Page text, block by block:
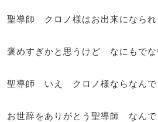
聖導師 クロノ様はお出来になられ
褒めすぎかと思うけど なにもでな
聖導師 いえ クロノ様ならなんで
お世辞をありがとう聖導師 なん